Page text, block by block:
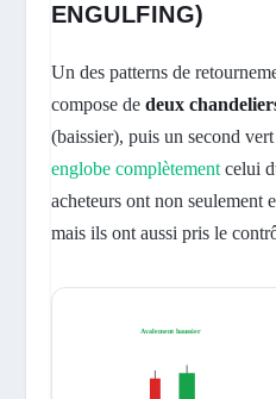
ENGULFING)
Un des patterns de
compose de deux
(baissier), puis un second
englobe complètementcelui
acheteurs ont non seulement
mais ils ont aussi pris le
Avalement haussier